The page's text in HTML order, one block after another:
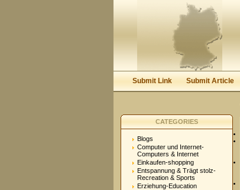
Keep me logged in.
Submit Link Submit Article
CATEGORIES
Blogs
Computer und Internet-
Computers & Internet
Einkaufen-shopping
Entspannung & Trägt stolz-
Recreation & Sports
Erziehung-Education